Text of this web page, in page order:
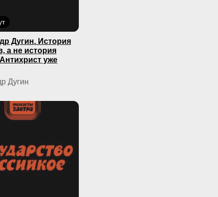
Дугин. История
а не история
уже
Дугин